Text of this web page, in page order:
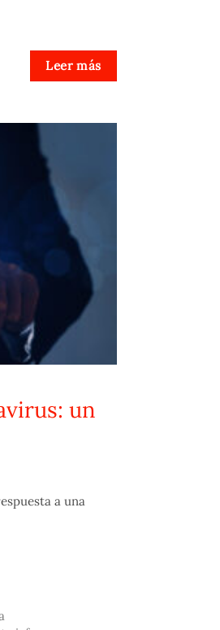
Leer más
un
a una